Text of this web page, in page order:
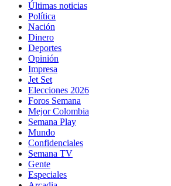
Últimas noticias
Política
Nación
Dinero
Deportes
Opinión
Impresa
Jet Set
Elecciones 2026
Foros Semana
Mejor Colombia
Semana Play
Mundo
Confidenciales
Semana TV
Gente
Especiales